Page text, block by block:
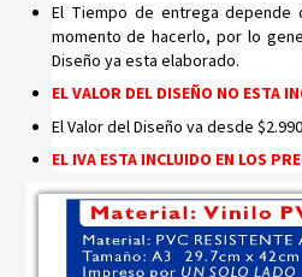
El Tiempo de entrega
momento de hacerlo, por lo
Diseño ya esta elaborado.
EL VALOR DEL DISEÑO NO ESTA
El Valor del Diseño va desde
EL IVA ESTA INCLUIDO EN LOS